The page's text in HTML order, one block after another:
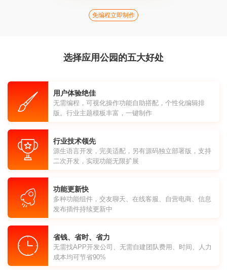
免编程立即制作
选择应用公园的五大好处
用户体验绝佳
无需编程，可视化操作功能自助搭配，个性化编辑排
版。行业主题模板丰富，一键制作
行业技术领先
源生语言开发，完美适配，另有源码独立部署版，支持
二次开发，实现功能无限扩展
功能更新快
多种功能组件，交友聊天、在线客服、自营电商、信息
发布插件持续更新中
省钱、省时、省力
无需找APP开发公司、无需自建团队费用、时间、人力
成本均可节省90%